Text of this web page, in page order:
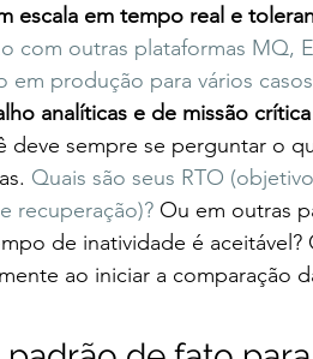
escala em tempo real e
com outras plataformas MQ,
em produção para vários
analíticas e de missão crítica
deve sempre se perguntar o
Quais são seus RTO
recuperação)? Ou em outras
de inatividade é aceitável?
ao iniciar a comparação